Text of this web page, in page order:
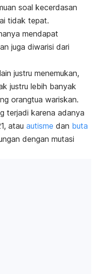
soal kecerdasan
tidak tepat.
mendapat
juga diwarisi dari
justru menemukan,
justru lebih banyak
orangtua wariskan.
terjadi karena adanya
atau autisme dan buta
dengan mutasi